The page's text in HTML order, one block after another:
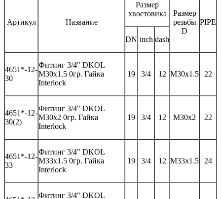
Артикул Название
Размер
хвостовика
Размер
резьбы
D
PIPE
DN inch dash
4651*-12-
30
Фитинг 3/4" DKOL
M30x1.5 0гр. Гайка
Interlock
19 3/4 12 M30x1.5 22
4651*-12-
30(2)
Фитинг 3/4" DKOL
M30x2 0гр. Гайка
Interlock
19 3/4 12 M30x2 22
4651*-12-
33
Фитинг 3/4" DKOL
M33x1.5 0гр. Гайка
Interlock
19 3/4 12 M33x1.5 24
Фитинг 3/4" DKOL